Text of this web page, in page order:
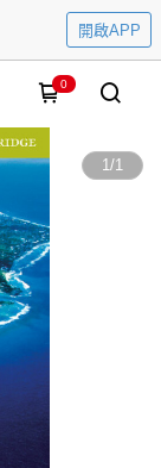
開啟APP
0
1/1